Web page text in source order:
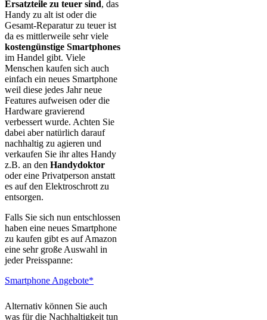
Ersatzteile zu teuer sind, das
Handy zu alt ist oder die
Gesamt-Reparatur zu teuer ist
da es mittlerweile sehr viele
kostengünstige Smartphones
im Handel gibt. Viele
Menschen kaufen sich auch
einfach ein neues Smartphone
weil diese jedes Jahr neue
Features aufweisen oder die
Hardware gravierend
verbessert wurde. Achten Sie
dabei aber natürlich darauf
nachhaltig zu agieren und
verkaufen Sie ihr altes Handy
z.B. an den Handydoktor
oder eine Privatperson anstatt
es auf den Elektroschrott zu
entsorgen.
Falls Sie sich nun entschlossen
haben eine neues Smartphone
zu kaufen gibt es auf Amazon
eine sehr große Auswahl in
jeder Preisspanne:
Smartphone Angebote*
Alternativ können Sie auch
was für die Nachhaltigkeit tun